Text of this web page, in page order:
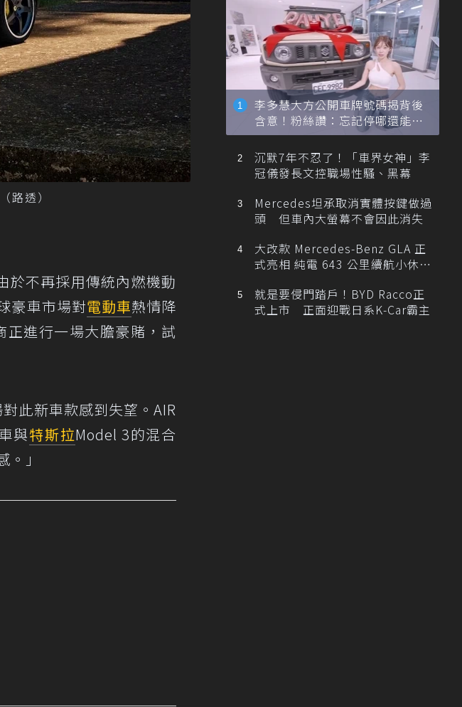
路透）
於不再採用傳統內燃機動
豪車市場對電動車熱情降
進行一場大膽豪賭，試
此新車款感到失望。AIR
與特斯拉Model 3的混合
」
李多慧大方公開車牌號碼揭背後
含意！粉絲讚：忘記停哪還能幫
忙找車
沉默7年不忍了！「車界女神」李
冠儀發長文控職場性騷、黑幕
Mercedes坦承取消實體按鍵做過
頭 但車內大螢幕不會因此消失
大改款 Mercedes-Benz GLA 正
式亮相 純電 643 公里續航小休
就是要侵門踏戶！BYD Racco正
式上市 正面迎戰日系K-Car霸主